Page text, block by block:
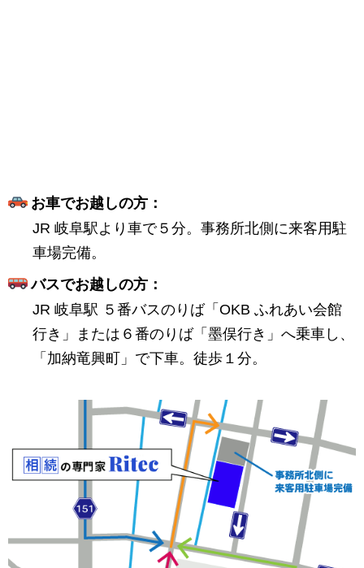
お車でお越しの方：
JR 岐阜駅より車で５分。事務所北側に来客用駐
車場完備。
バスでお越しの方：
JR 岐阜駅 ５番バスのりば「OKB ふれあい会館
行き」または６番のりば「墨俣行き」へ乗車し、
「加納竜興町」で下車。徒歩１分。